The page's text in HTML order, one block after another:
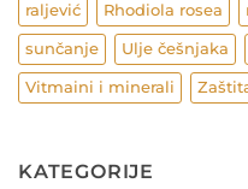
raljević Rhodiola rosea
sunčanje Ulje češnjaka
Vitmaini i minerali
KATEGORIJE